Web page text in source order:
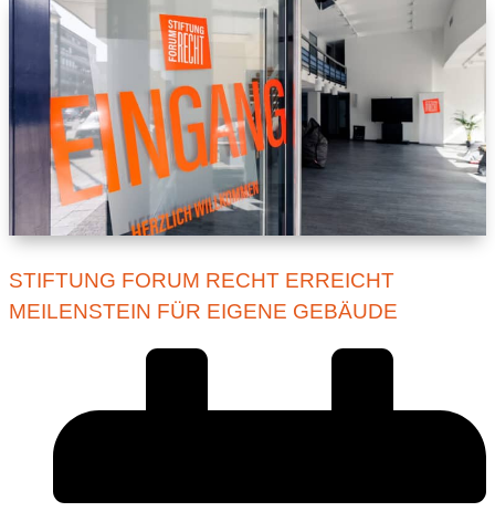
STIFTUNG FORUM RECHT ERREICHT
MEILENSTEIN FÜR EIGENE GEBÄUDE